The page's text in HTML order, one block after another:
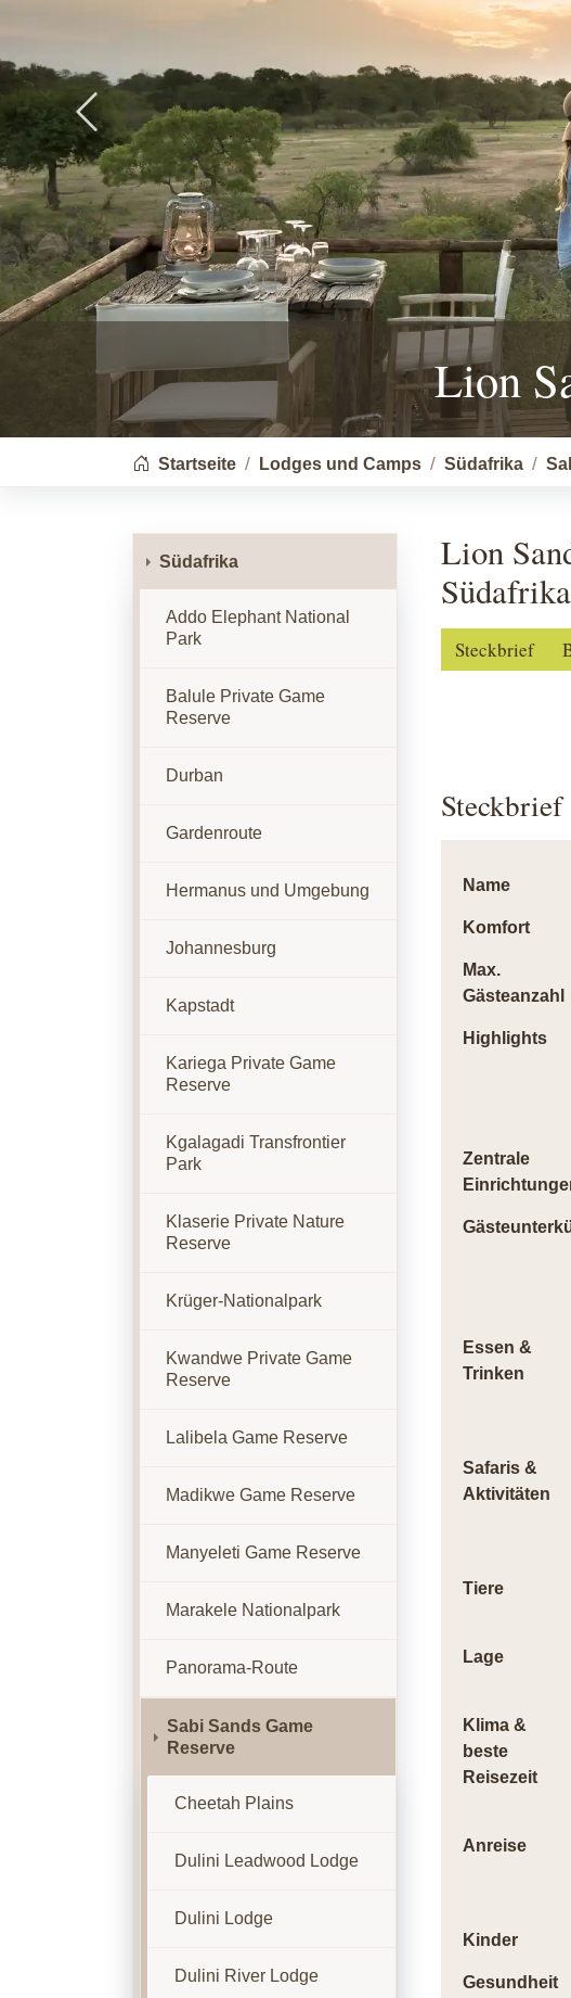
Lion
Previous
You are here:
Startseite Lodges und Camps Südafrika
Lion
Südafrika
Steckbrief
Steckbrief
Name
Komfort
Max.
Gästeanzahl
Highlights
Zentrale
Essen &
Trinken
Safaris &
Aktivitäten
Tiere
Lage
Klima &
beste
Reisezeit
Anreise
Kinder
Gesundheit
Südafrika
Addo Elephant National
Park
Balule Private Game
Reserve
Durban
Gardenroute
Hermanus und Umgebung
Johannesburg
Kapstadt
Kariega Private Game
Reserve
Kgalagadi Transfrontier
Park
Klaserie Private Nature
Reserve
Krüger-Nationalpark
Kwandwe Private Game
Reserve
Lalibela Game Reserve
Madikwe Game Reserve
Manyeleti Game Reserve
Marakele Nationalpark
Panorama-Route
Sabi Sands Game
Reserve
Cheetah Plains
Dulini Leadwood Lodge
Dulini Lodge
Dulini River Lodge